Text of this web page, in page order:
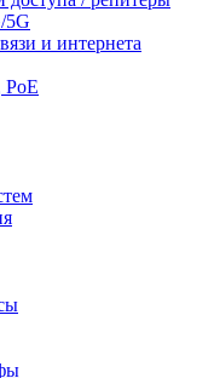
5G
и интернета
PoE